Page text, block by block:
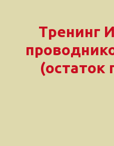
Тренинг
(остаток